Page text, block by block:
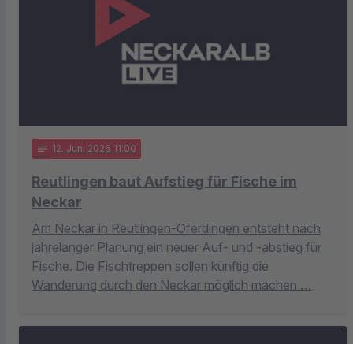
notes 12. Juni 2026 11:00
Reutlingen baut Aufstieg für Fische im
Neckar
Am Neckar in Reutlingen-Oferdingen entsteht nach
jahrelanger Planung ein neuer Auf- und -abstieg für
Fische. Die Fischtreppen sollen künftig die
Wanderung durch den Neckar möglich machen …